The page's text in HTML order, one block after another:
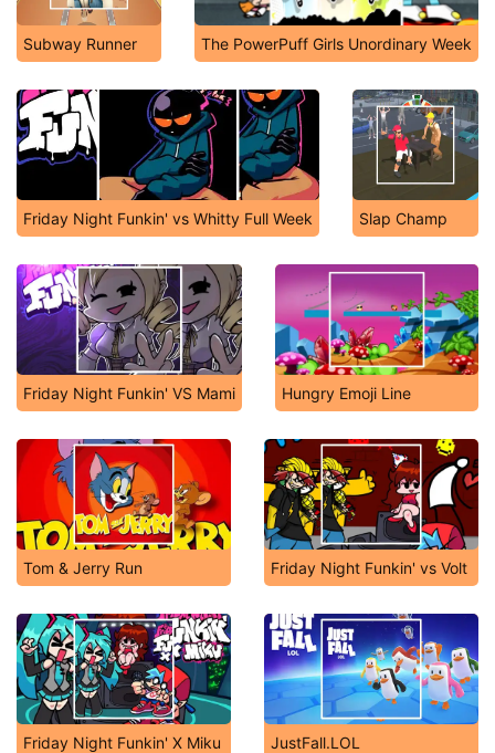
Subway Runner The PowerPuff Girls Unordinary Week
Friday Night Funkin' vs Whitty Full Week Slap Champ
Friday Night Funkin' VS Mami Hungry Emoji Line
Tom & Jerry Run Friday Night Funkin' vs Volt
Friday Night Funkin' X Miku JustFall.LOL